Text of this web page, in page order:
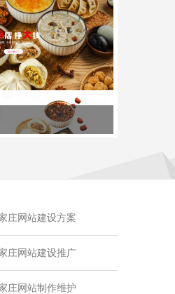
庄网站建设方案
庄网站建设推广
庄网站制作维护